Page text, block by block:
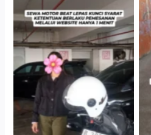
Cityplaza Jatinegara
Gedung Parkir P6A